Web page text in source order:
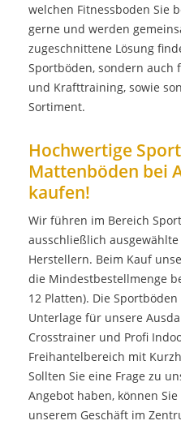
welchen Fitnessboden Sie
gerne und werden
zugeschnittene Lösung
Sportböden, sondern auch
und Krafttraining, sowie
Sortiment.
Hochwertige
Mattenböden bei
kaufen!
Wir führen im Bereich
ausschließlich
Herstellern. Beim Kauf
die Mindestbestellmenge
12 Platten). Die
Unterlage für unsere
Crosstrainer und Profi
Freihantelbereich mit
Sollten Sie eine Frage zu
Angebot haben, können
unserem Geschäft im